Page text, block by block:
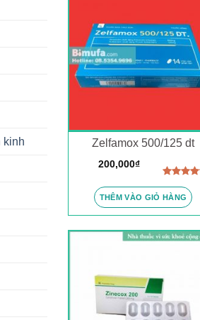
kinh Zelfamox 500/125 dt
hạng 5.00
5 sao
200,000₫
THÊM VÀO GIỎ HÀNG